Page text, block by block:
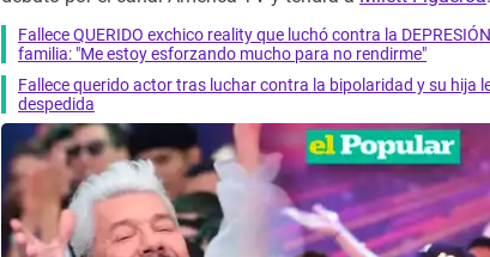
Fallece QUERIDO exchico reality que luchó contra la
familia: "Me estoy esforzando mucho para no rendirme"
Fallece querido actor tras luchar contra la bipolaridad y su hija
despedida